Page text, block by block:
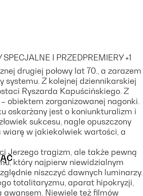
SPECJALNE I PRZEDPREMIERY+1
drugiej połowy lat 70., a zarazem
systemu. Z kolejnej dziennikarskiej
Ryszarda Kapuścińskiego. Z
obiektem zorganizowanej nagonki.
oskarżany jest o koniunkturalizm i
sukcesu, nagle opuszczony
w jakiekolwiek wartości, a
Jerzego tragizm, ale także pewną
który najpierw niewidzialnym
niszczyć dawnych luminarzy.
totalitaryzmu, aparat hipokryzji,
awansem. Niewiele też filmów